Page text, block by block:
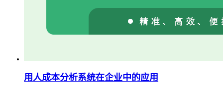
用人成本分析系统在企业中的应用